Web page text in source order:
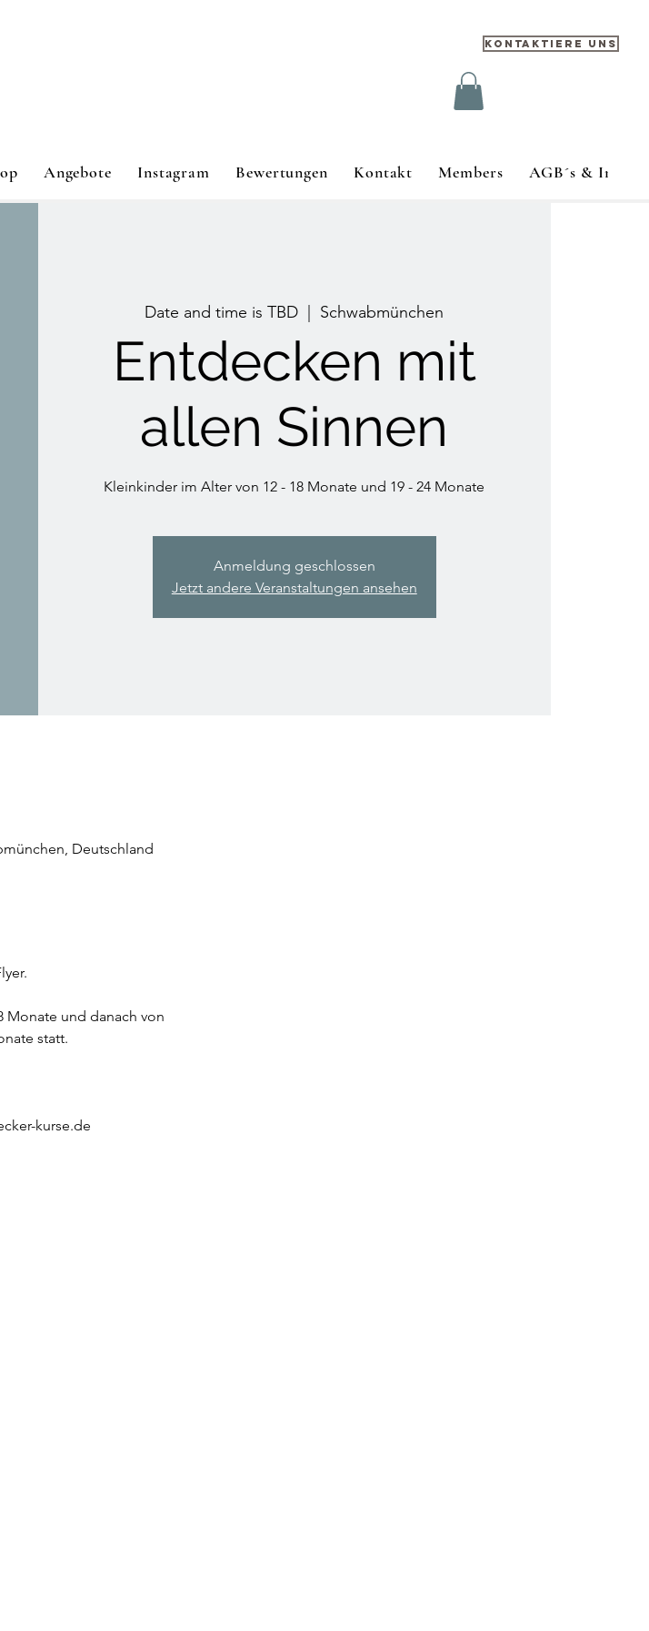
Kontaktiere uns
Angebote Instagram Bewertungen Kontakt Members AGB´s &
Date and time is TBD
  |
Schwabmünchen
Entdecken mit
allen Sinnen
Kleinkinder im Alter von 12 - 18 Monate und 19 - 24 Monate
Anmeldung geschlossen
Jetzt andere Veranstaltungen ansehen
Deutschland
Monate und danach von
statt.
kurse.de